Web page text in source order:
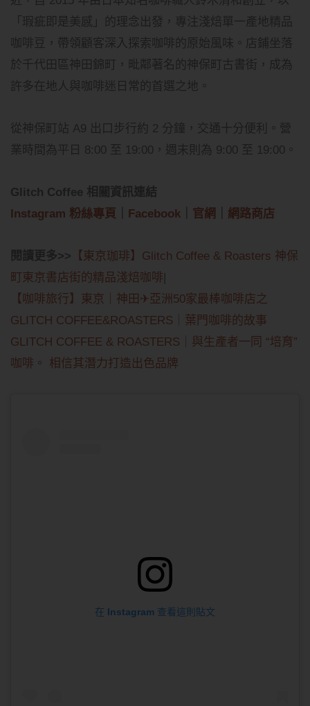
「瑕疵即是美感」的理念出發，專注淺焙單一產地精品
咖啡豆，帶領顧客深入探索咖啡的原始風味。店鋪坐落
於千代田區神田錦町，毗鄰著名的神保町古書街，成為
許多在地人與咖啡迷日常的首選之地。
從神保町站 A9 出口步行約 2 分鐘，交通十分便利。營
業時間為平日 8:00 至 19:00，週末則為 9:00 至 19:00。
Glitch Coffee 相關資訊連結
Instagram 粉絲專頁
Facebook 官網 網路商店
閱讀更多>> 【東京珈琲】Glitch Coffee & Roasters 神保
町東京書店街的精品淺焙咖啡
【咖啡旅行】東京｜神田✈︎亞洲50家最棒咖啡店之
GLITCH COFFEE&ROASTERS｜葉門咖啡的故事
GLITCH COFFEE & ROASTERS｜與生產者一同 “培育”
咖啡。 相信其潛力打造出色品牌
在 Instagram 查看這則貼文